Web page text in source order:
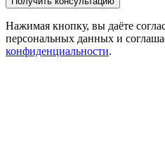
Нажимая кнопку, вы даёте
персональных данных и
конфиденциальности.